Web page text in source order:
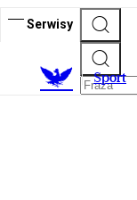
Serwisy
Sport